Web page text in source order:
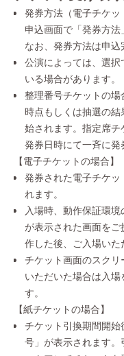
発券方法（電子チケ
申込画面で「発券方法
なお、発券方法は申込
公演によっては、選
いる場合があります。
整理番号チケットの
時点もしくは抽選の
始されます。指定席
発券日時にて一斉に発
【電子チケットの場合】
発券された電子チケッ
れます。
入場時、動作保証環
が表示された画面を
作した後、ご入場いた
チケット画面のスク
いただいた場合は入
す。
【紙チケットの場合】
チケット引換期間開始
号」が表示されます